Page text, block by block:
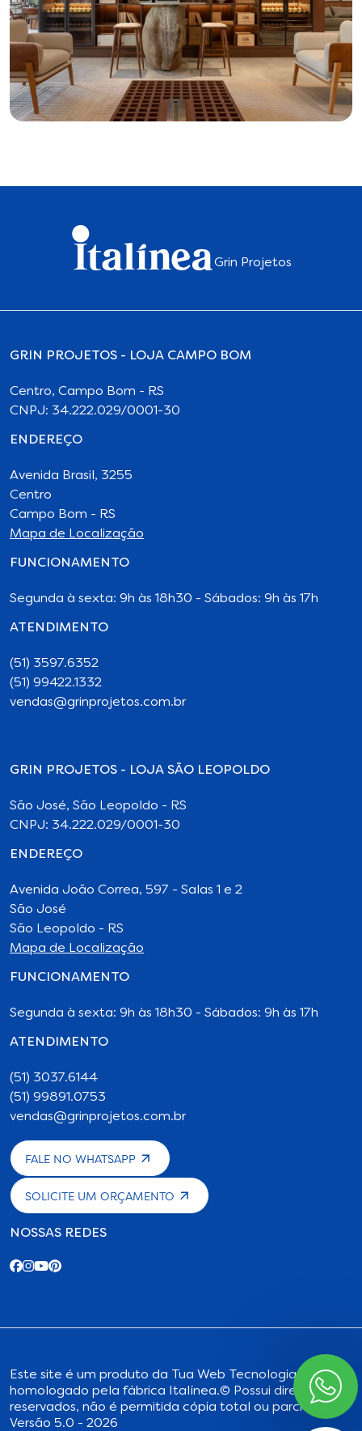
Grin Projetos
GRIN PROJETOS - LOJA CAMPO BOM
Centro, Campo Bom - RS
CNPJ: 34.222.029/0001-30
ENDEREÇO
Avenida Brasil, 3255
Centro
Campo Bom - RS
Mapa de Localização
FUNCIONAMENTO
Segunda à sexta: 9h às 18h30 - Sábados: 9h às 17h
ATENDIMENTO
(51) 3597.6352
(51) 99422.1332
vendas@grinprojetos.com.br
GRIN PROJETOS - LOJA SÃO LEOPOLDO
São José, São Leopoldo - RS
CNPJ: 34.222.029/0001-30
ENDEREÇO
Avenida João Correa, 597 - Salas 1 e 2
São José
São Leopoldo - RS
Mapa de Localização
FUNCIONAMENTO
Segunda à sexta: 9h às 18h30 - Sábados: 9h às 17h
ATENDIMENTO
(51) 3037.6144
(51) 99891.0753
vendas@grinprojetos.com.br
FALE NO WHATSAPP
SOLICITE UM ORÇAMENTO
NOSSAS REDES
Este site é um produto da Tua Web Tecnologia,
homologado pela fábrica Italínea.© Possui direitos
reservados, não é permitida cópia total ou parcial.
Versão 5.0 - 2026